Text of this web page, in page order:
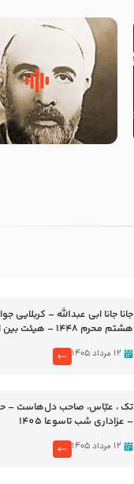
روضه‌ی مجلس یزید
اسارت اهل‌بیت
جانا جانا ابی عبدالله –
هشتم محرم 1448 – هیئت بین الحرمین طهران
۱۲ مرداد ۱۴۰۵
تک ، عبّاس، صاحب دل‌هاست –
– عزاداری شب تاسوعا 1405
۱۲ مرداد ۱۴۰۵